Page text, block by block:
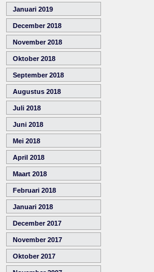
Januari 2019
December 2018
November 2018
Oktober 2018
September 2018
Augustus 2018
Juli 2018
Juni 2018
Mei 2018
April 2018
Maart 2018
Februari 2018
Januari 2018
December 2017
November 2017
Oktober 2017